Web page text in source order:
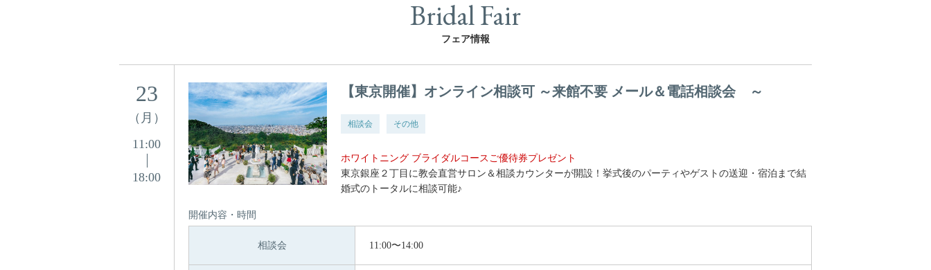
Bridal Fair
フェア情報
23
（月）
11:00
18:00
【東京開催】オンライン相談可 ～来館不要 メール＆電話相談会 ～
相談会 その他
ホワイトニング ブライダルコースご優待券プレゼント
東京銀座２丁目に教会直営サロン＆相談カウンターが開設！挙式後のパーティやゲストの送迎・宿泊まで結
婚式のトータルに相談可能♪
開催内容・時間
相談会 11:00〜14:00